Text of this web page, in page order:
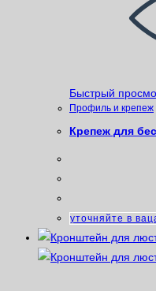
Быстрый
Профиль и крепеж
Крепеж для
уточняйте в